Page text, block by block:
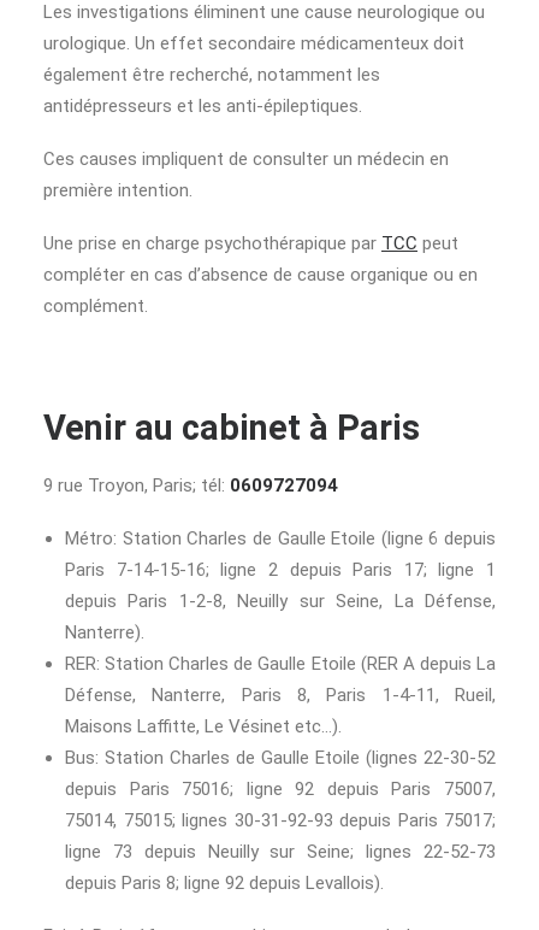
Les investigations éliminent une cause neurologique ou
urologique. Un effet secondaire médicamenteux doit
également être recherché, notamment les
antidépresseurs et les anti-épileptiques.
Ces causes impliquent de consulter un médecin en
première intention.
Une prise en charge psychothérapique par TCC peut
compléter en cas d’absence de cause organique ou en
complément.
Venir au cabinet à Paris
9 rue Troyon, Paris; tél: 0609727094
Métro: Station Charles de Gaulle Etoile (ligne 6 depuis
Paris 7-14-15-16; ligne 2 depuis Paris 17; ligne 1
depuis Paris 1-2-8, Neuilly sur Seine, La Défense,
Nanterre).
RER: Station Charles de Gaulle Etoile (RER A depuis La
Défense, Nanterre, Paris 8, Paris 1-4-11, Rueil,
Maisons Laffitte, Le Vésinet etc…).
Bus: Station Charles de Gaulle Etoile (lignes 22-30-52
depuis Paris 75016; ligne 92 depuis Paris 75007,
75014, 75015; lignes 30-31-92-93 depuis Paris 75017;
ligne 73 depuis Neuilly sur Seine; lignes 22-52-73
depuis Paris 8; ligne 92 depuis Levallois).